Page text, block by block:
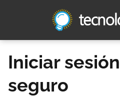
Iniciar
seguro